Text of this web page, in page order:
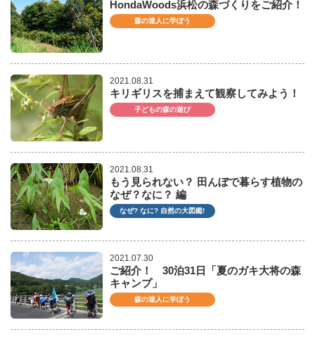
HondaWoods浜松の森づくりをご紹介！
森の達人に学ぼう
2021.08.31
キリギリスを捕まえて観察してみよう！
子どもの森の遊び
2021.08.31
もう見られない？ 田んぼで暮らす植物の
なぜ？なに？ 編
なぜ? なに? 自然の大図鑑!
2021.07.30
ご紹介！ 30泊31日「夏のガキ大将の森
キャンプ」
森の達人に学ぼう